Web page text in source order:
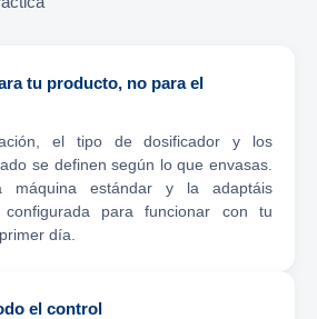
tu producto, no para el
el tipo de dosificador y los
se definen según lo que envasas.
máquina estándar y la adaptáis
para funcionar con tu
día.
el control